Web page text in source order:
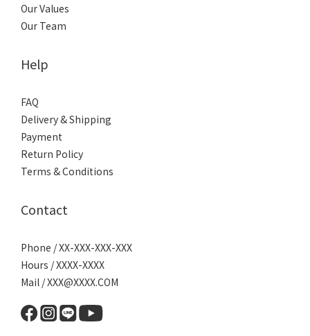
Our Values
Our Team
Help
FAQ
Delivery & Shipping
Payment
Return Policy
Terms & Conditions
Contact
Phone / XX-XXX-XXX-XXX
Hours / XXXX-XXXX
Mail / XXX@XXXX.COM